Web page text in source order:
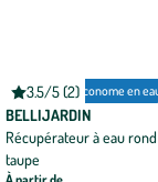
3.5/5 (2)
Note
moyenne
de
3.5
sur
5
Économe en
BELLIJARDIN
Récupérateur à eau
taupe